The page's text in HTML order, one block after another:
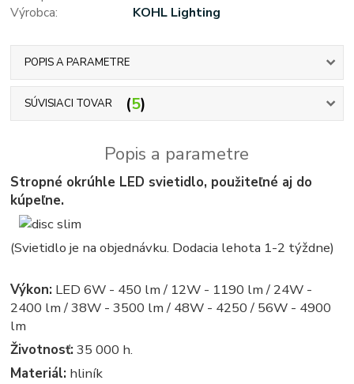
Výrobca:
KOHL Lighting
POPIS A PARAMETRE
SÚVISIACI TOVAR 5
Popis a parametre
Stropné okrúhle LED svietidlo, použiteľné aj do
kúpeľne.
(Svietidlo je na objednávku. Dodacia lehota 1-2 týždne)
Výkon: LED 6W - 450 lm / 12W - 1190 lm / 24W -
2400 lm / 38W - 3500 lm / 48W - 4250 / 56W - 4900
lm
Životnosť: 35 000 h.
Materiál: hliník